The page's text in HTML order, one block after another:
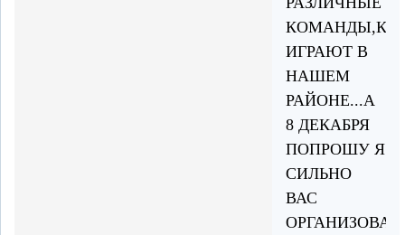
ИГРАЮТ В
НАШЕМ
РАЙОНЕ...А
8 ДЕКАБРЯ
ПОПРОШУ Я
СИЛЬНО
ВАС